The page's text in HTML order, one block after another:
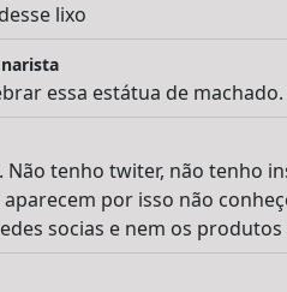
lixo
essa estátua de
Não tenho twiter, não tenho
por isso não
socias e nem os produtos